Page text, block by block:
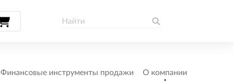
Финансовые инструменты продажи О компании